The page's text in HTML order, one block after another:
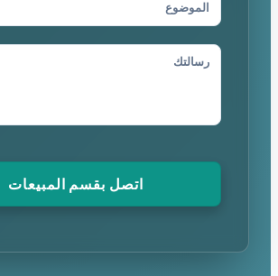
اتصل بقسم المبيعات